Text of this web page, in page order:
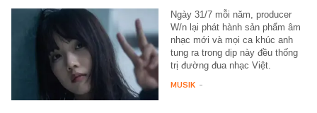
Ngày 31/7 mỗi năm, producer
W/n lại phát hành sản phẩm âm
nhạc mới và mọi ca khúc anh
tung ra trong dịp này đều thống
trị đường đua nhạc Việt.
MUSIK -